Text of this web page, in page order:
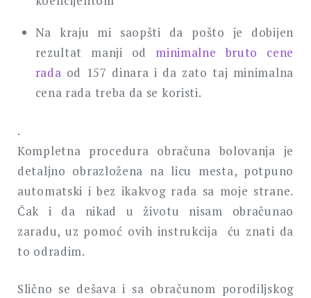
Na kraju mi saopšti da pošto je dobijen
rezultat manji od minimalne bruto cene
rada od 157 dinara i da zato taj minimalna
cena rada treba da se koristi.
.
Kompletna procedura obračuna bolovanja je
detaljno obrazložena na licu mesta, potpuno
automatski i bez ikakvog rada sa moje strane.
Čak i da nikad u životu nisam obračunao
zaradu, uz pomoć ovih instrukcija ću znati da
to odradim.
Slično se dešava i sa obračunom porodiljskog